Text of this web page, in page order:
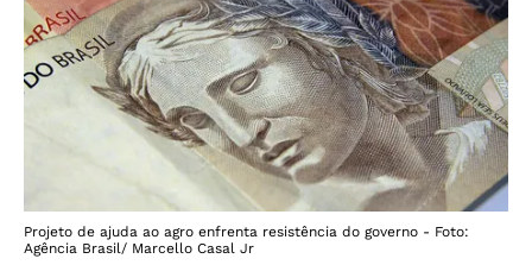
Projeto de ajuda ao agro enfrenta resistência do governo - Foto:
Agência Brasil/ Marcello Casal Jr